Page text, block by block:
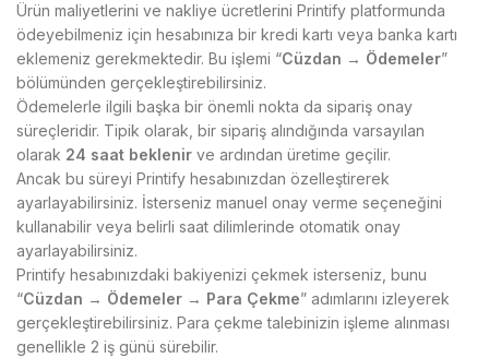
Ürün maliyetlerini ve nakliye ücretlerini Printify platformunda
ödeyebilmeniz için hesabınıza bir kredi kartı veya banka kartı
eklemeniz gerekmektedir. Bu işlemi “Cüzdan → Ödemeler”
bölümünden gerçekleştirebilirsiniz.
Ödemelerle ilgili başka bir önemli nokta da sipariş onay
süreçleridir. Tipik olarak, bir sipariş alındığında varsayılan
olarak 24 saat beklenir ve ardından üretime geçilir.
Ancak bu süreyi Printify hesabınızdan özelleştirerek
ayarlayabilirsiniz. İsterseniz manuel onay verme seçeneğini
kullanabilir veya belirli saat dilimlerinde otomatik onay
ayarlayabilirsiniz.
Printify hesabınızdaki bakiyenizi çekmek isterseniz, bunu
“Cüzdan → Ödemeler → Para Çekme” adımlarını izleyerek
gerçekleştirebilirsiniz. Para çekme talebinizin işleme alınması
genellikle 2 iş günü sürebilir.